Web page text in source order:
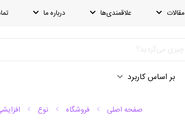
مقالات علاقمندی‌ها درباره ما
بر اساس کاربرد
صفحه اصلی فروشگاه نوع